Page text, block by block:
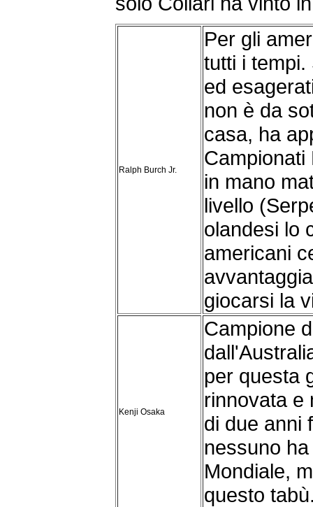
Ralph Burch Jr.
Per gli
tutti i
ed
non è da
casa, ha
Campionati
in mano
livello
olandesi lo
americani
giocarsi la
Kenji Osaka
Campione
per questa
rinnovata e
di due anni
nessuno
Mondiale,
questo